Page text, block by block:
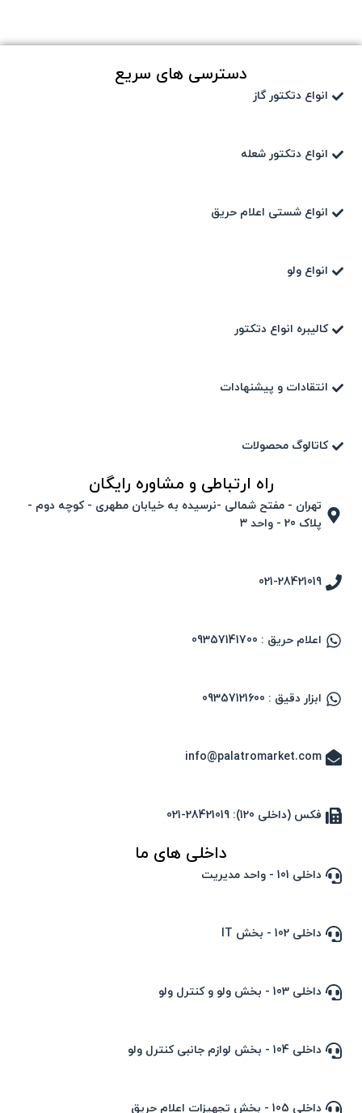
دسترسی های سریع
انواع دتکتور گاز
انواع دتکتور شعله
انواع شستی اعلام حریق
انواع ولو
کالیبره انواع دتکتور
انتقادات و پیشنهادات
کاتالوگ محصولات
راه ارتباطی و مشاوره رایگان
تهران - مفتح شمالی -نرسیده به خیابان مطهری - کوچه دوم -
پلاک 20 - واحد ۳
021-28421019
اعلام حریق : 09357141700
ابزار دقیق : 09357121600
info@palatromarket.com
فکس (داخلی 120): 28421019-021
داخلی های ما
داخلی 101 - واحد مدیریت
داخلی 102 - بخش IT
داخلی 103 - بخش ولو و کنترل ولو
داخلی 104 - بخش لوازم جانبی کنترل ولو
داخلی 105 - بخش تجهیزات اعلام حریق